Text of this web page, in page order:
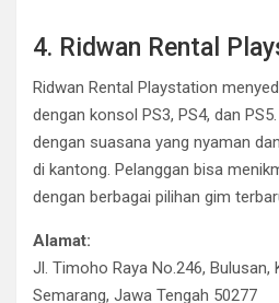
4. Ridwan Rental
Ridwan Rental Playstation
dengan konsol PS3, PS4, dan
dengan suasana yang nyaman
di kantong. Pelanggan bisa
dengan berbagai pilihan gim
Alamat:
Jl. Timoho Raya No.246, Bulusan,
Semarang, Jawa Tengah 50277